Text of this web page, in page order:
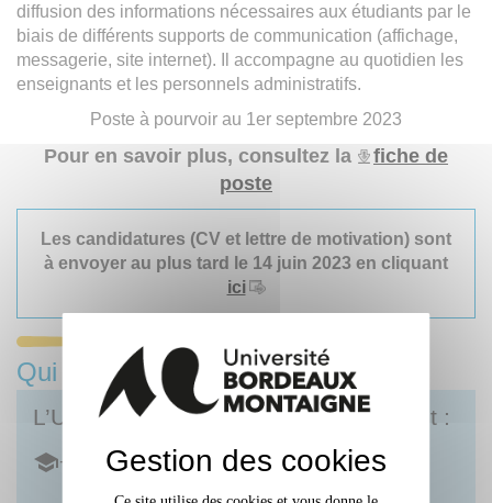
diffusion des informations nécessaires aux étudiants par le
biais de différents supports de communication (affichage,
messagerie, site internet). Il accompagne au quotidien les
enseignants et les personnels administratifs.
Poste à pourvoir au 1er septembre 2023
Pour en savoir plus, consultez la
fiche de
poste
Les candidatures (CV et lettre de motivation) sont
à envoyer au plus tard le 14 juin 2023 en cliquant
ici
Qui sommes-nous ?
L’Université Bordeaux Montaigne c’est :
+ de 16 500 étudiant·es
Gestion des cookies